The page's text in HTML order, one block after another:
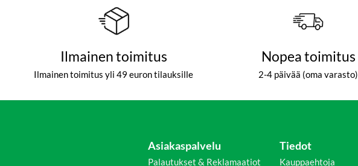
Ilmainen toimitus
Ilmainen toimitus yli 49 euron tilauksille
Nopea toimitus
2-4 päivää (oma varasto)
Asiakaspalvelu
Palautukset & Reklamaatiot
Tiedot
Kauppaehtoja